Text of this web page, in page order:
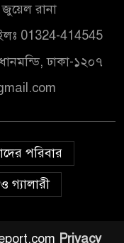
রানা
01324-414545
ঢাকা-১২০৭
পরিবার
গ্যালারী
Privacy